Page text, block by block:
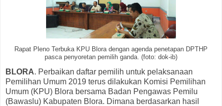
Rapat Pleno Terbuka KPU Blora dengan agenda penetapan DPTHP
pasca penyoretan pemilih ganda. (foto: dok-ib)
BLORA. Perbaikan daftar pemilih untuk pelaksanaan
Pemilihan Umum 2019 terus dilakukan Komisi Pemilihan
Umum (KPU) Blora bersama Badan Pengawas Pemilu
(Bawaslu) Kabupaten Blora. Dimana berdasarkan hasil